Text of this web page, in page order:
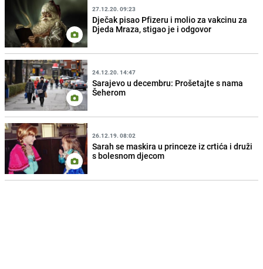
27.12.20. 09:23
Dječak pisao Pfizeru i molio za vakcinu za
Djeda Mraza, stigao je i odgovor
24.12.20. 14:47
Sarajevo u decembru: Prošetajte s nama
Šeherom
26.12.19. 08:02
Sarah se maskira u princeze iz crtića i druži
s bolesnom djecom